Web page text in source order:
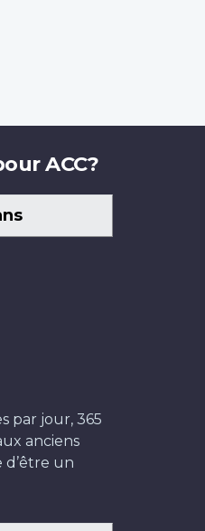
ACC?
par jour, 365
anciens
d’être un